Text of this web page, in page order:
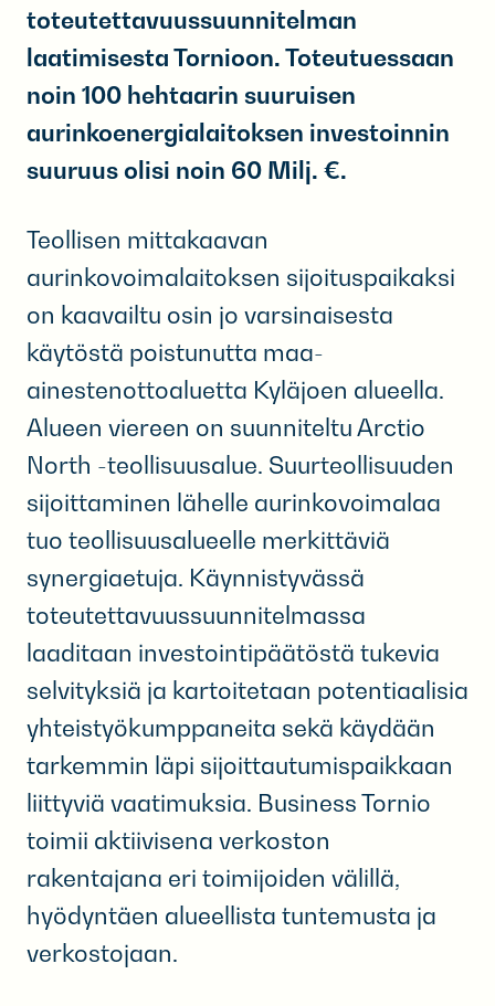
toteutettavuussuunnitelman
laatimisesta Tornioon. Toteutuessaan
noin 100 hehtaarin suuruisen
aurinkoenergialaitoksen investoinnin
suuruus olisi noin 60 Milj. €.
Teollisen mittakaavan
aurinkovoimalaitoksen sijoituspaikaksi
on kaavailtu osin jo varsinaisesta
käytöstä poistunutta maa-
ainestenottoaluetta Kyläjoen alueella.
Alueen viereen on suunniteltu Arctio
North -teollisuusalue. Suurteollisuuden
sijoittaminen lähelle aurinkovoimalaa
tuo teollisuusalueelle merkittäviä
synergiaetuja. Käynnistyvässä
toteutettavuussuunnitelmassa
laaditaan investointipäätöstä tukevia
selvityksiä ja kartoitetaan potentiaalisia
yhteistyökumppaneita sekä käydään
tarkemmin läpi sijoittautumispaikkaan
liittyviä vaatimuksia. Business Tornio
toimii aktiivisena verkoston
rakentajana eri toimijoiden välillä,
hyödyntäen alueellista tuntemusta ja
verkostojaan.